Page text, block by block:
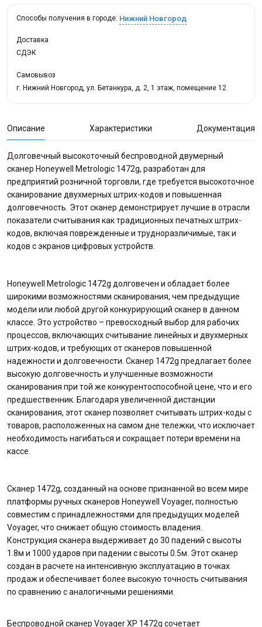
Способы получения в городе: Нижний Новгород
Доставка
СДЭК
Самовывоз
г. Нижний Новгород, ул. Бетанкура, д. 2, 1 этаж, помещение 12
Описание Характеристики Документация
Долговечный высокоточный беспроводной двумерный
сканер Honeywell Metrologic 1472g, разработан для
предприятий розничной торговли, где требуется высокоточное
сканирование двухмерных штрих-кодов и повышенная
долговечность. Этот сканер демонстрирует лучшие в отрасли
показатели считывания как традиционных печатных штрих-
кодов, включая поврежденные и трудноразличимые, так и
кодов с экранов цифровых устройств.
Honeywell Metrologic 1472g долговечен и обладает более
широкими возможностями сканирования, чем предыдущие
модели или любой другой конкурирующий сканер в данном
классе. Это устройство – превосходный выбор для рабочих
процессов, включающих считывание линейных и двухмерных
штрих-кодов, и требующих от сканеров повышенной
надежности и долговечности. Сканер 1472g предлагает более
высокую долговечность и улучшенные возможности
сканирования при той же конкурентоспособной цене, что и его
предшественник. Благодаря увеличенной дистанции
сканирования, этот сканер позволяет считывать штрих-коды с
товаров, расположенных на самом дне тележки, что исключает
необходимость нагибаться и сокращает потери времени на
кассе.
Сканер 1472g, созданный на основе признанной во всем мире
платформы ручных сканеров Honeywell Voyager, полностью
совместим с принадлежностями для предыдущих моделей
Voyager, что снижает общую стоимость владения.
Конструкция сканера выдерживает до 30 падений с высоты
1.8м и 1000 ударов при падении с высоты 0.5м. Этот сканер
создан в расчете на интенсивную эксплуатацию в точках
продаж и обеспечивает более высокую точность считывания
по сравнению с аналогичными решениями.
Беспроводной сканер Voyager XP 1472g сочетает